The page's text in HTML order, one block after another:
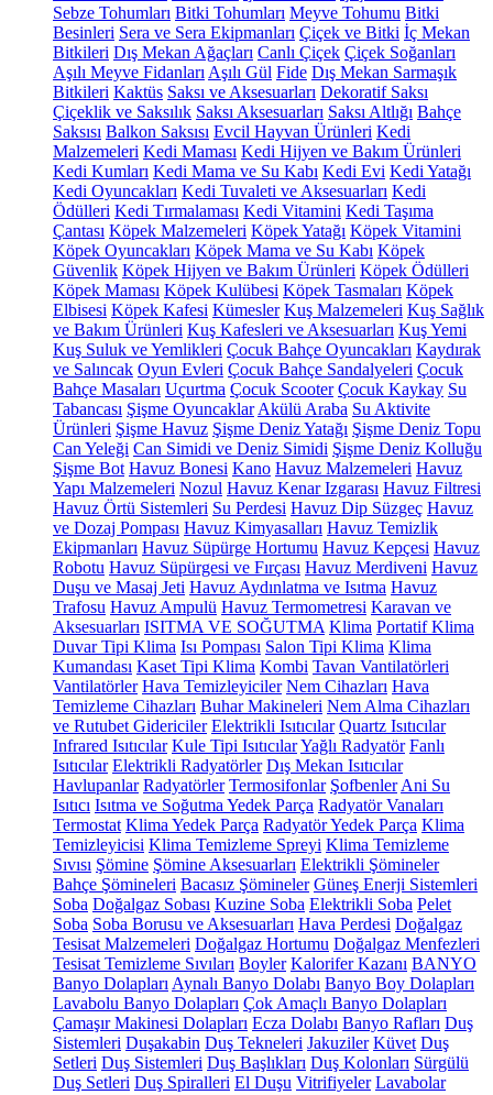
Sebze Tohumları Bitki Tohumları Meyve Tohumu Bitki
Besinleri Sera ve Sera Ekipmanları Çiçek ve Bitki İç Mekan
Bitkileri Dış Mekan Ağaçları Canlı Çiçek Çiçek Soğanları
Aşılı Meyve Fidanları Aşılı Gül Fide Dış Mekan Sarmaşık
Bitkileri Kaktüs Saksı ve Aksesuarları Dekoratif Saksı
Çiçeklik ve Saksılık Saksı Aksesuarları Saksı Altlığı Bahçe
Saksısı Balkon Saksısı Evcil Hayvan Ürünleri Kedi
Malzemeleri Kedi Maması Kedi Hijyen ve Bakım Ürünleri
Kedi Kumları Kedi Mama ve Su Kabı Kedi Evi Kedi Yatağı
Kedi Oyuncakları Kedi Tuvaleti ve Aksesuarları Kedi
Ödülleri Kedi Tırmalaması Kedi Vitamini Kedi Taşıma
Çantası Köpek Malzemeleri Köpek Yatağı Köpek Vitamini
Köpek Oyuncakları Köpek Mama ve Su Kabı Köpek
Güvenlik Köpek Hijyen ve Bakım Ürünleri Köpek Ödülleri
Köpek Maması Köpek Kulübesi Köpek Tasmaları Köpek
Elbisesi Köpek Kafesi Kümesler Kuş Malzemeleri Kuş Sağlık
ve Bakım Ürünleri Kuş Kafesleri ve Aksesuarları Kuş Yemi
Kuş Suluk ve Yemlikleri Çocuk Bahçe Oyuncakları Kaydırak
ve Salıncak Oyun Evleri Çocuk Bahçe Sandalyeleri Çocuk
Bahçe Masaları Uçurtma Çocuk Scooter Çocuk Kaykay Su
Tabancası Şişme Oyuncaklar Akülü Araba Su Aktivite
Ürünleri Şişme Havuz Şişme Deniz Yatağı Şişme Deniz Topu
Can Yeleği Can Simidi ve Deniz Simidi Şişme Deniz Kolluğu
Şişme Bot Havuz Bonesi Kano Havuz Malzemeleri Havuz
Yapı Malzemeleri Nozul Havuz Kenar Izgarası Havuz Filtresi
Havuz Örtü Sistemleri Su Perdesi Havuz Dip Süzgeç Havuz
ve Dozaj Pompası Havuz Kimyasalları Havuz Temizlik
Ekipmanları Havuz Süpürge Hortumu Havuz Kepçesi Havuz
Robotu Havuz Süpürgesi ve Fırçası Havuz Merdiveni Havuz
Duşu ve Masaj Jeti Havuz Aydınlatma ve Isıtma Havuz
Trafosu Havuz Ampulü Havuz Termometresi Karavan ve
Aksesuarları ISITMA VE SOĞUTMA Klima Portatif Klima
Duvar Tipi Klima Isı Pompası Salon Tipi Klima Klima
Kumandası Kaset Tipi Klima Kombi Tavan Vantilatörleri
Vantilatörler Hava Temizleyiciler Nem Cihazları Hava
Temizleme Cihazları Buhar Makineleri Nem Alma Cihazları
ve Rutubet Gidericiler Elektrikli Isıtıcılar Quartz Isıtıcılar
Infrared Isıtıcılar Kule Tipi IsıtıcılarYağlı Radyatör Fanlı
Isıtıcılar Elektrikli Radyatörler Dış Mekan Isıtıcılar
Havlupanlar Radyatörler Termosifonlar Şofbenler Ani Su
Isıtıcı Isıtma ve Soğutma Yedek Parça Radyatör Vanaları
Termostat Klima Yedek Parça Radyatör Yedek Parça Klima
Temizleyicisi Klima Temizleme Spreyi Klima Temizleme
Sıvısı Şömine Şömine Aksesuarları Elektrikli Şömineler
Bahçe Şömineleri Bacasız Şömineler Güneş Enerji Sistemleri
Soba Doğalgaz Sobası Kuzine Soba Elektrikli Soba Pelet
Soba Soba Borusu ve Aksesuarları Hava Perdesi Doğalgaz
Tesisat Malzemeleri Doğalgaz Hortumu Doğalgaz Menfezleri
Tesisat Temizleme Sıvıları Boyler Kalorifer Kazanı BANYO
Banyo Dolapları Aynalı Banyo Dolabı Banyo Boy Dolapları
Lavabolu Banyo Dolapları Çok Amaçlı Banyo Dolapları
Çamaşır Makinesi Dolapları Ecza Dolabı Banyo Rafları Duş
Sistemleri Duşakabin Duş Tekneleri Jakuziler Küvet Duş
Setleri Duş Sistemleri Duş Başlıkları Duş Kolonları Sürgülü
Duş Setleri Duş Spiralleri El Duşu Vitrifiyeler Lavabolar